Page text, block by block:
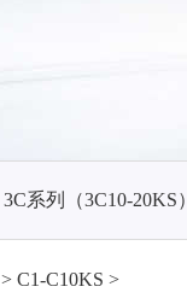
3C系列（3C10-20KS）
> C1-C10KS >